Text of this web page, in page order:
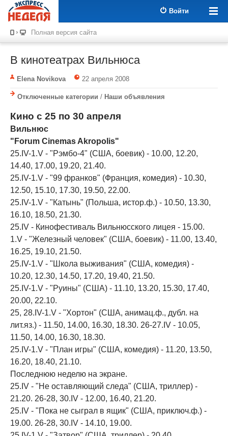
Войти
Полная версия сайта
В кинотеатрах Вильнюса
Elena Novikova 22 апреля 2008
Отключенные категории / Наши объявления
Кино с 25 по 30 апреля
Вильнюс
"Forum Cinemas Akropolis"
25.IV-1.V - "Рэмбо-4" (США, боевик) - 10.00, 12.20,
14.40, 17.00, 19.20, 21.40.
25.IV-1.V - "99 франков" (Франция, комедия) - 10.30,
12.50, 15.10, 17.30, 19.50, 22.00.
25.IV-1.V - "Катынь" (Польша, истор.ф.) - 10.50, 13.30,
16.10, 18.50, 21.30.
25.IV - Кинофестиваль Вильнюсского лицея - 15.00.
1.V - "Железный человек" (США, боевик) - 11.00, 13.40,
16.25, 19.10, 21.50.
25.IV-1.V - "Школа выживания" (США, комедия) -
10.20, 12.30, 14.50, 17.20, 19.40, 21.50.
25.IV-1.V - "Руины" (США) - 11.10, 13.20, 15.30, 17.40,
20.00, 22.10.
25, 28.IV-1.V - "Хортон" (США, анимац.ф., дубл. на
лит.яз.) - 11.50, 14.00, 16.30, 18.30. 26-27.IV - 10.05,
11.50, 14.00, 16.30, 18.30.
25.IV-1.V - "План игры" (США, комедия) - 11.20, 13.50,
16.20, 18.40, 21.10.
Последнюю неделю на экране.
25.IV - "Не оставляющий следа" (США, триллер) -
21.20. 26-28, 30.IV - 12.00, 16.40, 21.20.
25.IV - "Пока не сыграл в ящик" (США, приключ.ф.) -
19.00. 26-28, 30.IV - 14.10, 19.00.